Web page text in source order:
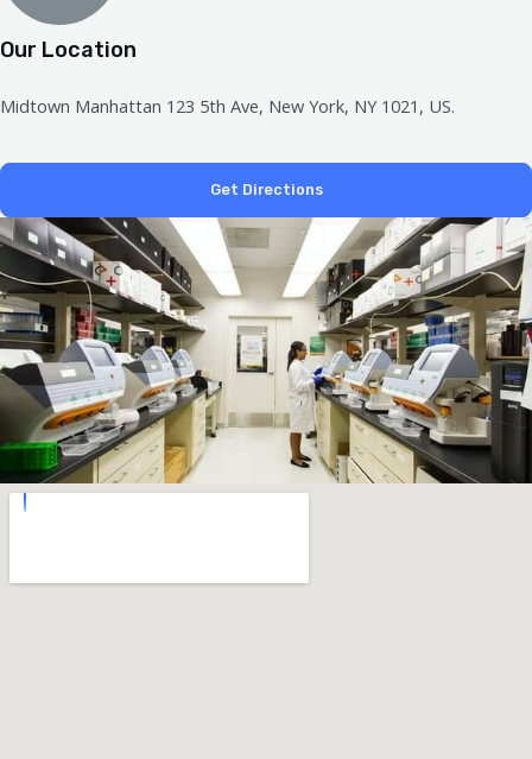
Our Location
Midtown Manhattan 123 5th Ave, New York, NY 1021, US.
Get Directions